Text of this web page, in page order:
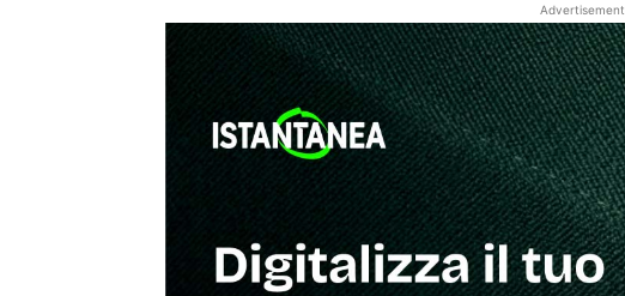
Advertisement